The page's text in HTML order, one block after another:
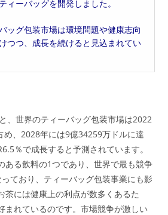
ィーバッグを開発しました。
ッグ包装市場は環境問題や健康志向
つつ、成長を続けると見込まれてい
、世界のティーバッグ包装市場は2022
め、2028年には9億34259万ドルに達
％で成長すると予測されています。
ある飲料の1つであり、世界で最も競争
ており、ティーバッグ包装事業にも影
茶には健康上の利点が数多くあるた
まれているのです。市場競争が激しい